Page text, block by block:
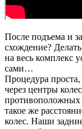
После подъема и
схождение?
на весь
сами…
Процедура
через центры
противоположных
такое же
колес. Наши